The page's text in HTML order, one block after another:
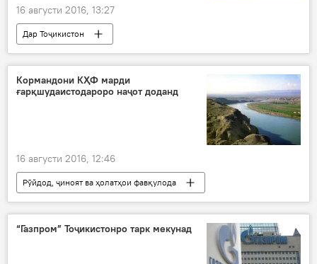
16 августи 2016, 13:27
Дар Тоҷикистон
Навигариҳои варзиши Тоҷикистон
Ҳамаи хабарҳо
Нуриддин Давронов
Искандар Ҷалилов
Кормандони КҲФ марди
ғарқшудаистодароро наҷот доданд
16 августи 2016, 12:46
Рӯйдод, ҷиноят ва ҳолатҳои фавқулода
Дар Тоҷикистон
Ҳамаи хабарҳо
Хуҷанд
“Газпром” Тоҷикистонро тарк мекунад